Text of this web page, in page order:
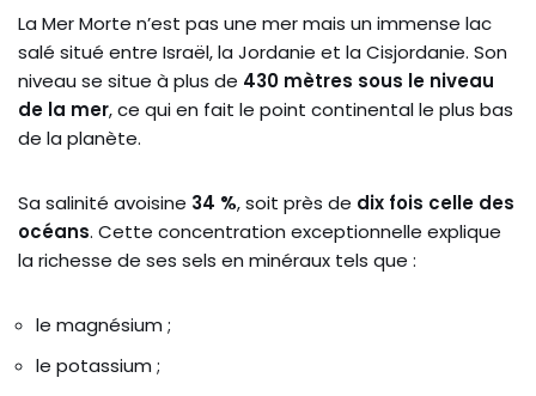
La Mer Morte n’est pas une mer mais un immense lac
salé situé entre Israël, la Jordanie et la Cisjordanie. Son
niveau se situe à plus de 430 mètres sous le niveau
de la mer, ce qui en fait le point continental le plus bas
de la planète.
Sa salinité avoisine 34 %, soit près de dix fois celle des
océans. Cette concentration exceptionnelle explique
la richesse de ses sels en minéraux tels que :
le magnésium ;
le potassium ;